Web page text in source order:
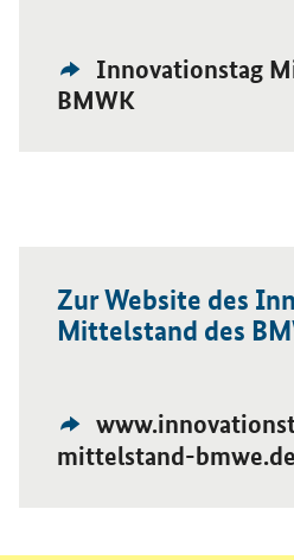
Externer
Link:
Innovationstag
BMWK
Öffnet Einzelsicht
Zur Website des
Mittelstand des
Externer
Link:
mittelstand-bmwe.de
Öffnet Einzelsicht